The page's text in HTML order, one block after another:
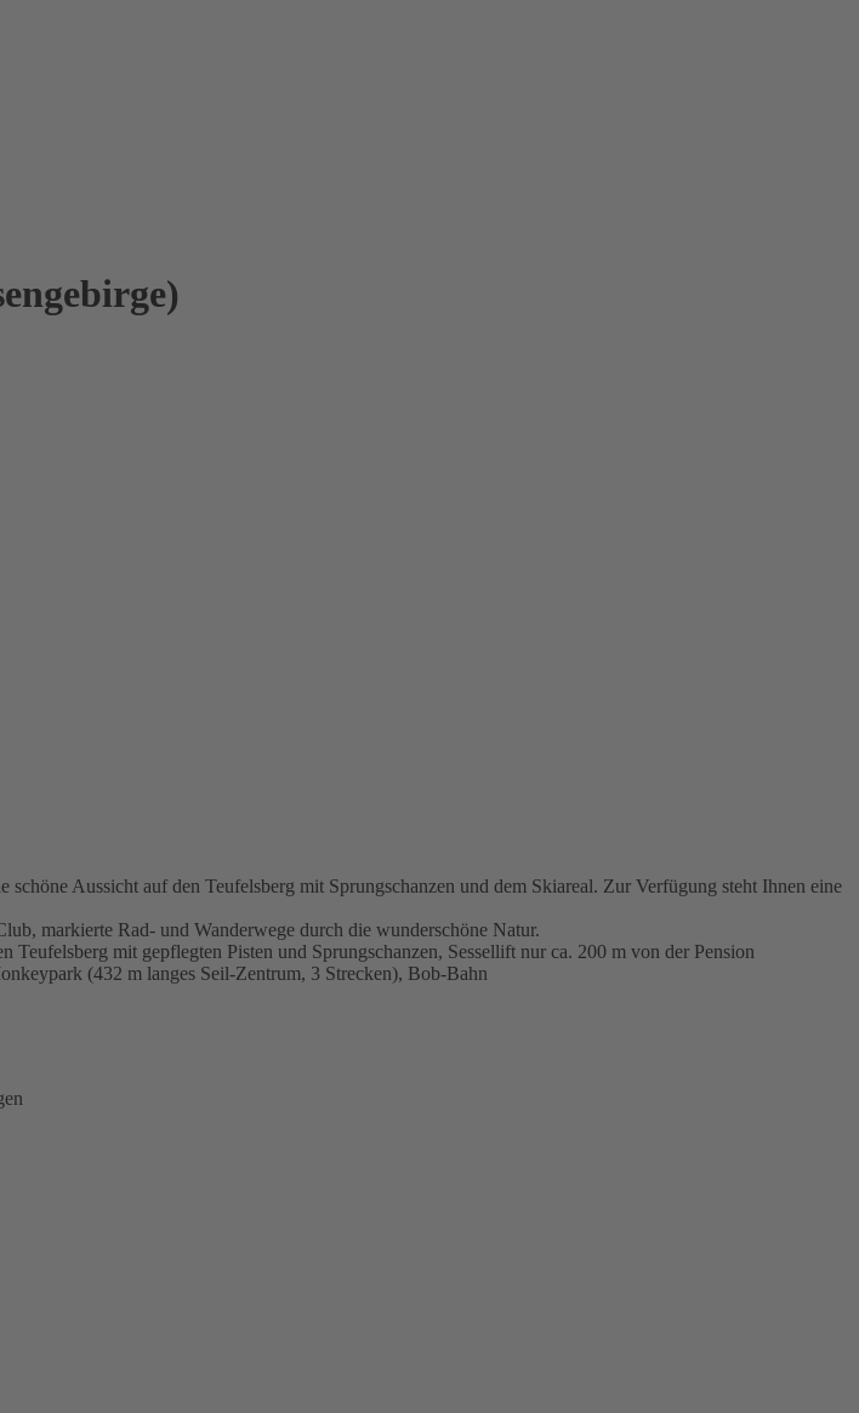
Aussicht auf den Teufelsberg mit Sprungschanzen und dem Skiareal. Zur Verfügung steht Ihnen eine
markierte Rad- und Wanderwege durch die wunderschöne Natur.
mit gepflegten Pisten und Sprungschanzen, Sessellift nur ca. 200 m von der Pension
(432 m langes Seil-Zentrum, 3 Strecken), Bob-Bahn